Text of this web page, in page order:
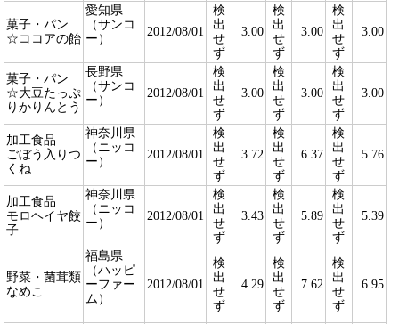
菓子・パン
☆ココアの飴
愛知県
（サンコ
ー）
2012/08/01
検
出
せ
ず
3.00
検
出
せ
ず
3.00
検
出
せ
ず
3.00
菓子・パン
☆大豆たっぷ
りかりんとう
長野県
（サンコ
ー）
2012/08/01
検
出
せ
ず
3.00
検
出
せ
ず
3.00
検
出
せ
ず
3.00
加工食品
ごぼう入りつ
くね
神奈川県
（ニッコ
ー）
2012/08/01
検
出
せ
ず
3.72
検
出
せ
ず
6.37
検
出
せ
ず
5.76
加工食品
モロヘイヤ餃
子
神奈川県
（ニッコ
ー）
2012/08/01
検
出
せ
ず
3.43
検
出
せ
ず
5.89
検
出
せ
ず
5.39
野菜・菌茸類
なめこ
福島県
（ハッピ
ーファー
ム）
2012/08/01
検
出
せ
ず
4.29
検
出
せ
ず
7.62
検
出
せ
ず
6.95